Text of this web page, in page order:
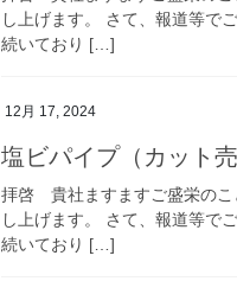
し上げます。 さて、報道等で
続いており […]
12月 17, 2024
塩ビパイプ（カット
拝啓 貴社ますますご盛栄のこ
し上げます。 さて、報道等で
続いており […]